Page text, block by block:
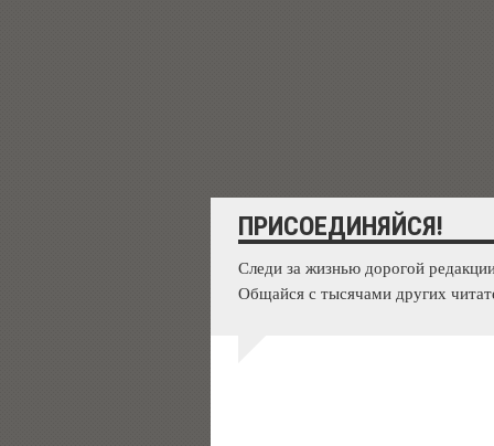
ПРИСОЕДИНЯЙСЯ!
Следи за жизнью дорогой
Общайся с тысячами других